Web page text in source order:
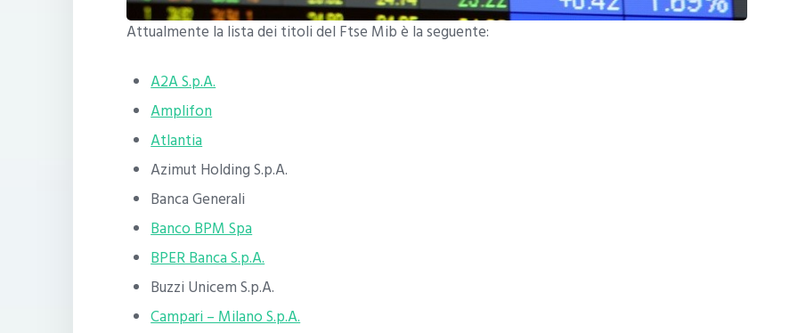
Attualmente la lista dei titoli del Ftse Mib è la seguente:
A2A S.p.A.
Amplifon
Atlantia
Azimut Holding S.p.A.
Banca Generali
Banco BPM Spa
BPER Banca S.p.A.
Buzzi Unicem S.p.A.
Campari – Milano S.p.A.